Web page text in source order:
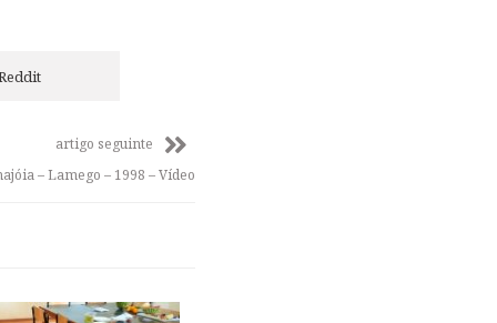
artigo seguinte
– Lamego – 1998 – Vídeo